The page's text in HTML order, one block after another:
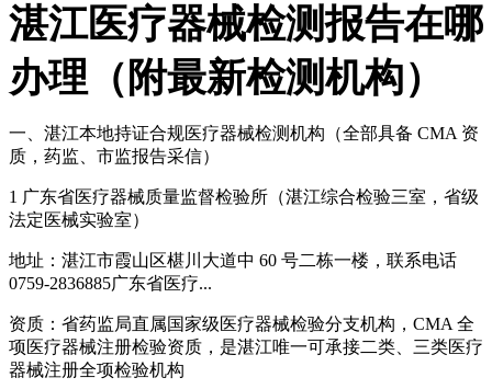
湛江医疗器械检测报告在哪
办理（附最新检测机构）
一、湛江本地持证合规医疗器械检测机构（全部具备 CMA 资
质，药监、市监报告采信）
1 广东省医疗器械质量监督检验所（湛江综合检验三室，省级
法定医械实验室）
地址：湛江市霞山区椹川大道中 60 号二栋一楼，联系电话
0759-2836885广东省医疗...
资质：省药监局直属国家级医疗器械检验分支机构，CMA 全
项医疗器械注册检验资质，是湛江唯一可承接二类、三类医疗
器械注册全项检验机构